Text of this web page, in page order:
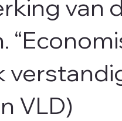
van
VLD)